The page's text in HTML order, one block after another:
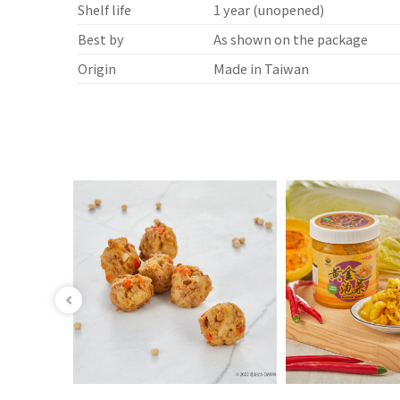
Shelf life
1 year (unopened)
Best by
As shown on the package
Origin
Made in Taiwan